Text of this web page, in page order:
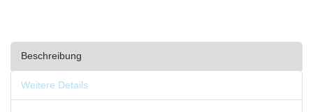
Beschreibung
Weitere Details